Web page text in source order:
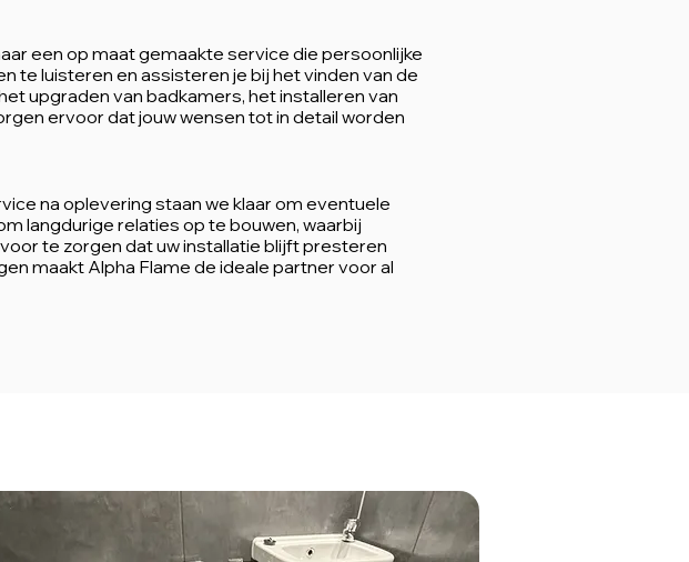
een op maat gemaakte service die persoonlijke
te luisteren en assisteren je bij het vinden van de
upgraden van badkamers, het installeren van
ervoor dat jouw wensen tot in detail worden
na oplevering staan we klaar om eventuele
langdurige relaties op te bouwen, waarbij
te zorgen dat uw installatie blijft presteren
maakt Alpha Flame de ideale partner voor al